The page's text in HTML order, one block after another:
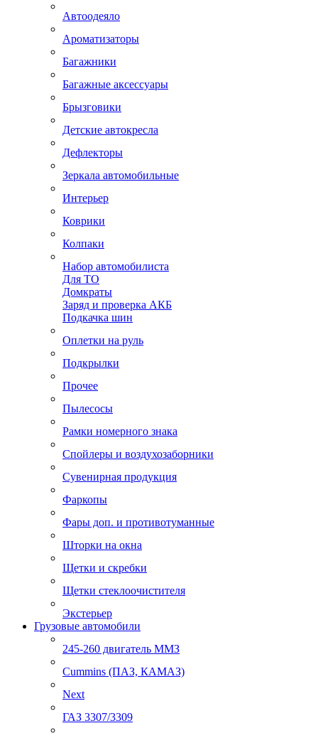
Автоодеяло
Ароматизаторы
Багажники
Багажные аксессуары
Брызговики
Детские автокресла
Дефлекторы
Зеркала автомобильные
Интерьер
Коврики
Колпаки
Набор автомобилиста
Для ТО
Домкраты
Заряд и проверка АКБ
Подкачка шин
Оплетки на руль
Подкрылки
Прочее
Пылесосы
Рамки номерного знака
Спойлеры и воздухозаборники
Сувенирная продукция
Фаркопы
Фары доп. и противотуманные
Шторки на окна
Щетки и скребки
Щетки стеклоочистителя
Экстерьер
Грузовые автомобили
245-260 двигатель ММЗ
Cummins (ПАЗ, КАМАЗ)
Next
ГАЗ 3307/3309